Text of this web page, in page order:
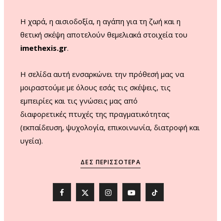
Η χαρά, η αισιοδοξία, η αγάπη για τη ζωή και η
θετική σκέψη αποτελούν θεμελιακά στοιχεία του
imethexis.gr.
H σελίδα αυτή ενσαρκώνει την πρόθεσή μας να
μοιραστούμε με όλους εσάς τις σκέψεις, τις
εμπειρίες και τις γνώσεις μας από
διαφορετικές πτυχές της πραγματικότητας
(εκπαίδευση, ψυχολογία, επικοινωνία, διατροφή και
υγεία).
ΔΕΣ ΠΕΡΙΣΣΌΤΕΡΑ
F
X
I
Y
T